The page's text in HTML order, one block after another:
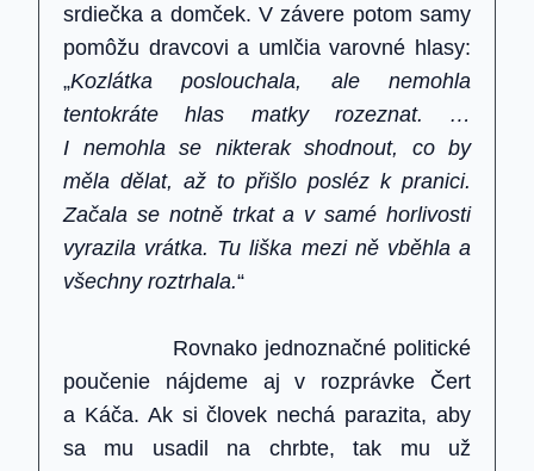
srdiečka a domček. V závere potom samy
pomôžu dravcovi a umlčia varovné hlasy:
„Kozlátka poslouchala, ale nemohla
tentokráte hlas matky rozeznat. …
I nemohla se nikterak shodnout, co by
měla dělat, až to přišlo posléz k pranici.
Začala se notně trkat a v samé horlivosti
vyrazila vrátka. Tu liška mezi ně vběhla a
všechny roztrhala.“
Rovnako jednoznačné politické
poučenie nájdeme aj v rozprávke Čert
a Káča. Ak si človek nechá parazita, aby
sa mu usadil na chrbte, tak mu už